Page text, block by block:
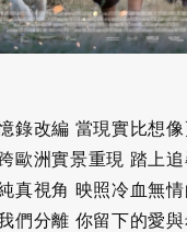
錄改編 當現實比想像
歐洲實景重現 踏上追
真視角 映照冷血無情
們分離 你留下的愛